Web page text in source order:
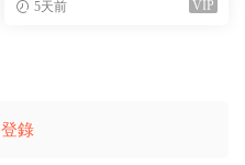
5天前 VIP
登錄